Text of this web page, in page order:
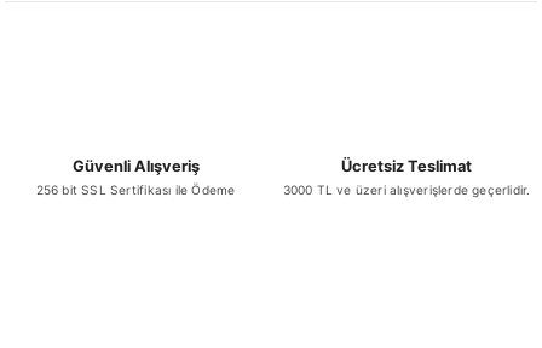
Güvenli Alışveriş
256 bit SSL Sertifikası ile Ödeme
Ücretsiz Teslimat
3000 TL ve üzeri alışverişlerde geçerlidir.